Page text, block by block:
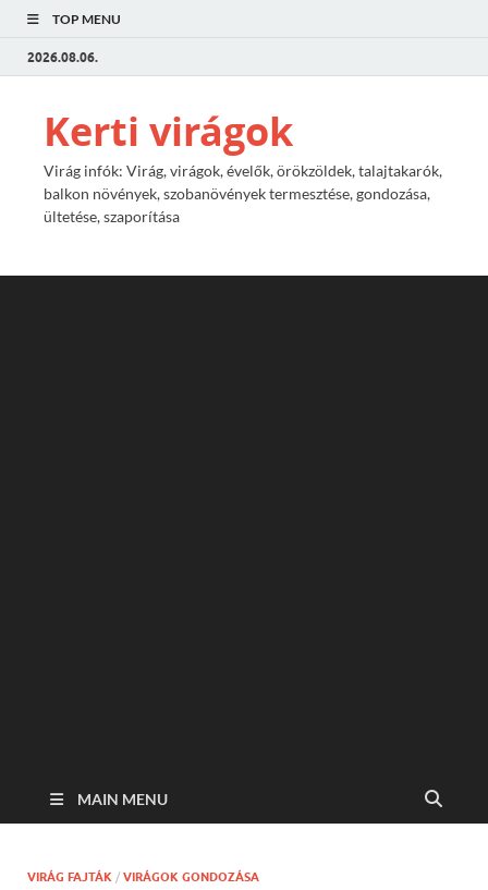
TOP MENU
2026.08.06.
Kerti virágok
Virág infók: Virág, virágok, évelők, örökzöldek, talajtakarók,
balkon növények, szobanövények termesztése, gondozása,
ültetése, szaporítása
MAIN MENU
VIRÁG FAJTÁK / VIRÁGOK GONDOZÁSA